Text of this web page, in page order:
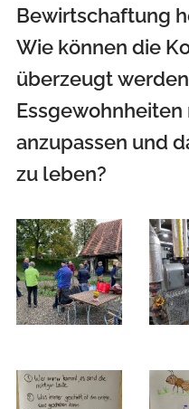
Bewirtschaftung
Wie können die
überzeugt
anzupassen und
zu leben?